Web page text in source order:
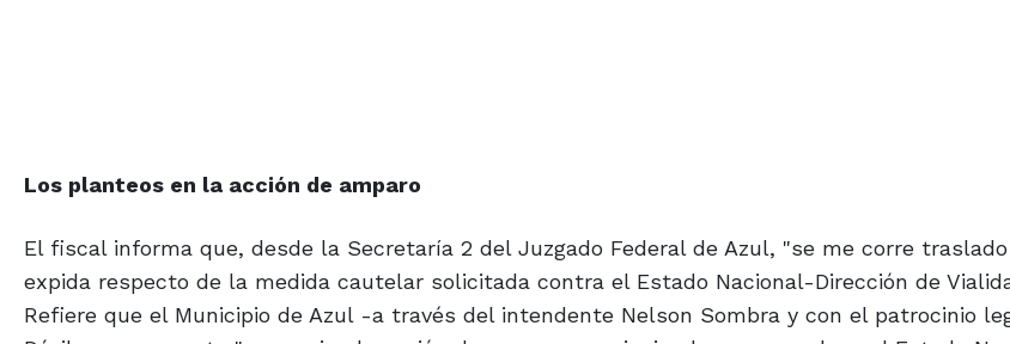
Los planteos en la acción de amparo
El fiscal informa que, desde la Secretaría 2 del Juzgado Federal de Azul, "se me corre
expida respecto de la medida cautelar solicitada contra el Estado Nacional-Dirección de
Refiere que el Municipio de Azul -a través del intendente Nelson Sombra y con el patrocinio